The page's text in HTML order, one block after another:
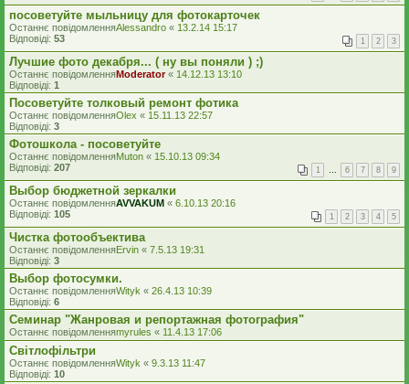
посоветуйте мыльницу для фотокарточек
Останнє повідомленняAlessandro « 13.2.14 15:17
Відповіді: 53 1 2 3
Лучшие фото декабря... ( ну вы поняли ) ;)
Останнє повідомленняModerator« 14.12.13 13:10
Відповіді: 1
Посоветуйте толковый ремонт фотика
Останнє повідомленняOlex « 15.11.13 22:57
Відповіді: 3
Фотошкола - посоветуйте
Останнє повідомленняMuton « 15.10.13 09:34
Відповіді: 207 1 … 6 7 8 9
Выбор бюджетной зеркалки
Останнє повідомленняAVVAKUM « 6.10.13 20:16
Відповіді: 105 1 2 3 4 5
Чистка фотообъектива
Останнє повідомленняErvin « 7.5.13 19:31
Відповіді: 3
Выбор фотосумки.
Останнє повідомленняWityk « 26.4.13 10:39
Відповіді: 6
Семинар "Жанровая и репортажная фотография"
Останнє повідомленняmyrules « 11.4.13 17:06
Світлофільтри
Останнє повідомленняWityk « 9.3.13 11:47
Відповіді: 10